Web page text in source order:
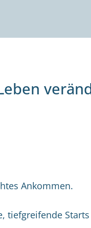
Ankommen.
tiefgreifende